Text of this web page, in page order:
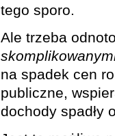
tego sporo.
Ale trzeba
na spadek cen
publiczne,
dochody spadły